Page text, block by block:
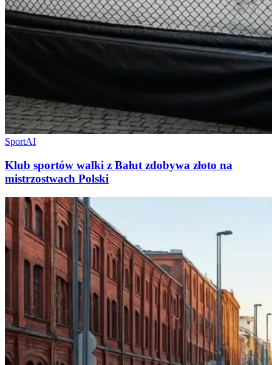
SportAI
Klub sportów walki z Bałut zdobywa złoto na
mistrzostwach Polski